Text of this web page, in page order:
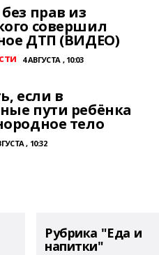
прав из
совершил
ДТП (ВИДЕО)
4 АВГУСТА , 10:03
если в
пути ребёнка
тело
, 10:32
Рубрика "Еда и
напитки"